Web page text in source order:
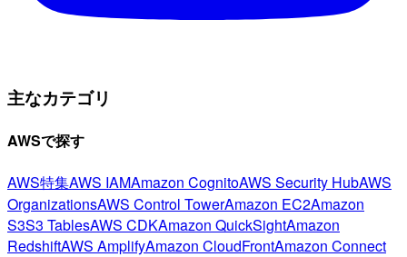
主なカテゴリ
AWSで探す
AWS特集AWS IAMAmazon CognitoAWS Security HubAWS
OrganizationsAWS Control TowerAmazon EC2Amazon
S3S3 TablesAWS CDKAmazon QuickSightAmazon
RedshiftAWS AmplifyAmazon CloudFrontAmazon Connect